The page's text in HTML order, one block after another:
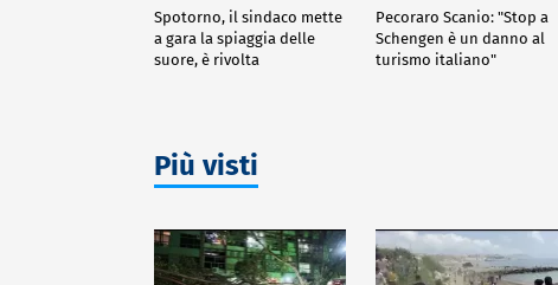
Spotorno, il sindaco mette
a gara la spiaggia delle
suore, è rivolta
Pecoraro Scanio: "Stop a
Schengen è un danno al
turismo italiano"
Più visti